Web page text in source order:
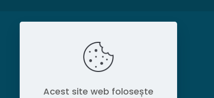
Politica de confidențialitate
Acest site web folosește